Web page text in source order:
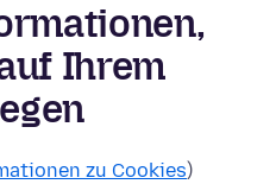
Ihrem
zu Cookies)